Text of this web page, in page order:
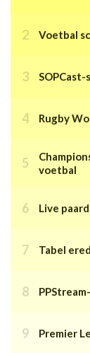
Voetbal
Rugby
voetbal
Live
Tabel
Premier